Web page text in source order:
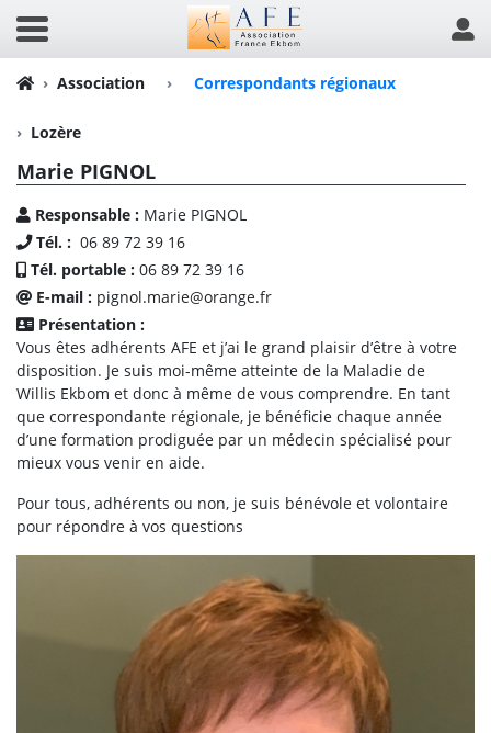
Association › Correspondants régionaux
Lozère
Marie PIGNOL
Responsable : Marie PIGNOL
Tél. : 06 89 72 39 16
Tél. portable : 06 89 72 39 16
E-mail : pignol.marie@orange.fr
Présentation :
Vous êtes adhérents AFE et j’ai le grand plaisir d’être à votre
disposition. Je suis moi-même atteinte de la Maladie de
Willis Ekbom et donc à même de vous comprendre. En tant
que correspondante régionale, je bénéficie chaque année
d’une formation prodiguée par un médecin spécialisé pour
mieux vous venir en aide.
Pour tous, adhérents ou non, je suis bénévole et volontaire
pour répondre à vos questions